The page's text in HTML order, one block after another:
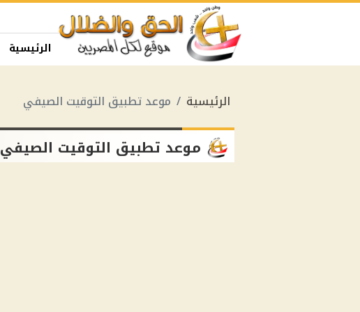
الرئيسية
الرئيسية موعد تطبيق التوقيت الصيفي
موعد تطبيق التوقيت الصيفي